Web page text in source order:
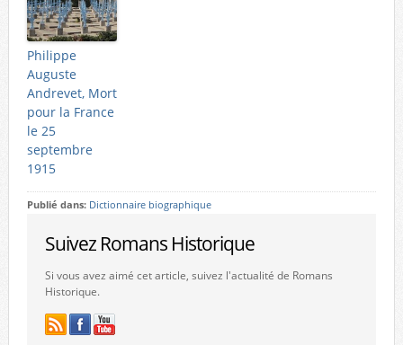
Philippe
Auguste
Andrevet, Mort
pour la France
le 25
septembre
1915
Publié dans: Dictionnaire biographique
Suivez Romans Historique
Si vous avez aimé cet article, suivez l'actualité de Romans
Historique.